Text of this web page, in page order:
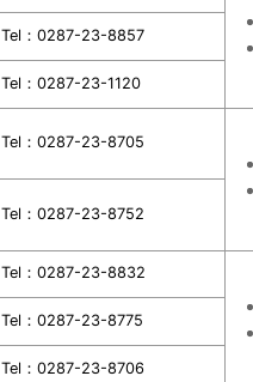
Tel：0287-23-8857
Tel：0287-23-1120
Tel：0287-23-8705
Tel：0287-23-8752
Tel：0287-23-8832
Tel：0287-23-8775
Tel：0287-23-8706